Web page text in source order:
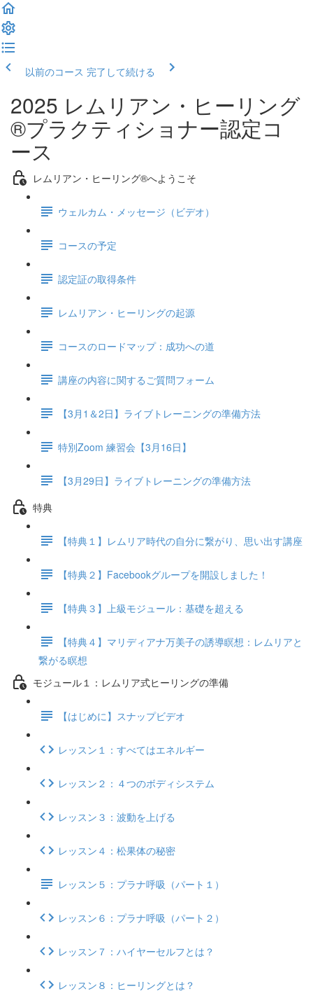
以前のコース 完了して続ける
2025 レムリアン・ヒーリング
®プラクティショナー認定コ
ース
レムリアン・ヒーリング®へようこそ
ウェルカム・メッセージ（ビデオ）
コースの予定
認定証の取得条件
レムリアン・ヒーリングの起源
コースのロードマップ：成功への道
講座の内容に関するご質問フォーム
【3月1＆2日】ライブトレーニングの準備方法
特別Zoom 練習会【3月16日】
【3月29日】ライブトレーニングの準備方法
特典
【特典１】レムリア時代の自分に繋がり、思い出す講座
【特典２】Facebookグループを開設しました！
【特典３】上級モジュール：基礎を超える
【特典４】マリディアナ万美子の誘導瞑想：レムリアと
繋がる瞑想
モジュール１：レムリア式ヒーリングの準備
【はじめに】スナップビデオ
レッスン１：すべてはエネルギー
レッスン２：４つのボディシステム
レッスン３：波動を上げる
レッスン４：松果体の秘密
レッスン５：プラナ呼吸（パート１）
レッスン６：プラナ呼吸（パート２）
レッスン７：ハイヤーセルフとは？
レッスン８：ヒーリングとは？